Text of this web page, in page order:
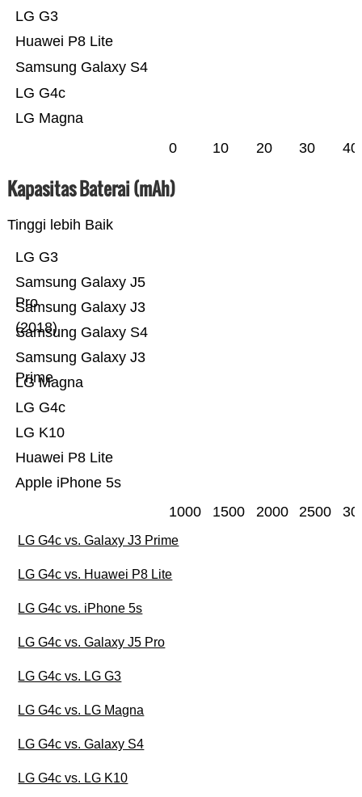
LG Magna
LG G4c
Samsung Galaxy S4
Huawei P8 Lite
LG G3
0 10 20 30 40
Kapasitas Baterai (mAh)
Tinggi lebih Baik
Apple iPhone 5s
Huawei P8 Lite
LG K10
LG G4c
LG Magna
Samsung Galaxy J3
Prime
Samsung Galaxy S4
Samsung Galaxy J3
(2018)
Samsung Galaxy J5
Pro
LG G3
1000 1500 2000 2500
LG G4c vs. Galaxy J3 Prime
LG G4c vs. Huawei P8 Lite
LG G4c vs. iPhone 5s
LG G4c vs. Galaxy J5 Pro
LG G4c vs. LG G3
LG G4c vs. LG Magna
LG G4c vs. Galaxy S4
LG G4c vs. LG K10